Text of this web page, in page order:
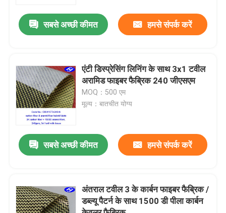
हमारे बारे में
गुणवत्ता नियंत्रण
हमसे संपर्क करें
समाचार
कार्बन अरामी फैब्रिक
सबसे अच्छी कीमत हमसे संपर्क करें
एंटी डिस्प्रेसिंग लिनिंग के साथ 3x1 टवील
अरामिड फाइबर फैब्रिक 240 जीएसएम
MOQ：500 एम
मूल्य：बातचीत योग्य
सबसे अच्छी कीमत हमसे संपर्क करें
अंतराल टवील 3 के कार्बन फाइबर फैब्रिक /
डब्ल्यू पैटर्न के साथ 1500 डी पीला कार्बन